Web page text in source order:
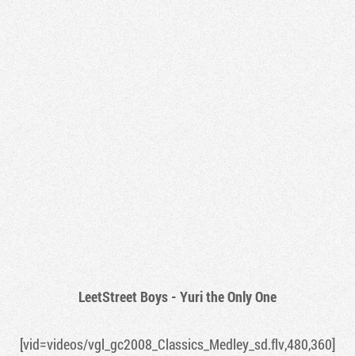
LeetStreet Boys - Yuri the Only One
[vid=videos/vgl_gc2008_Classics_Medley_sd.flv,480,360]